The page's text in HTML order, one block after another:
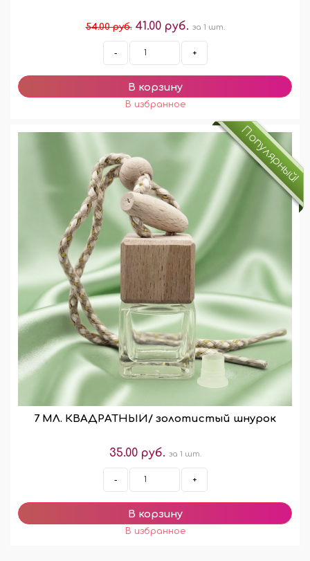
54.00 руб. 41.00 руб. за 1 шт.
- +
Популярный!
7 МЛ. КВАДРАТНЫЙ/ золотистый шнурок
35.00 руб. за 1 шт.
- +